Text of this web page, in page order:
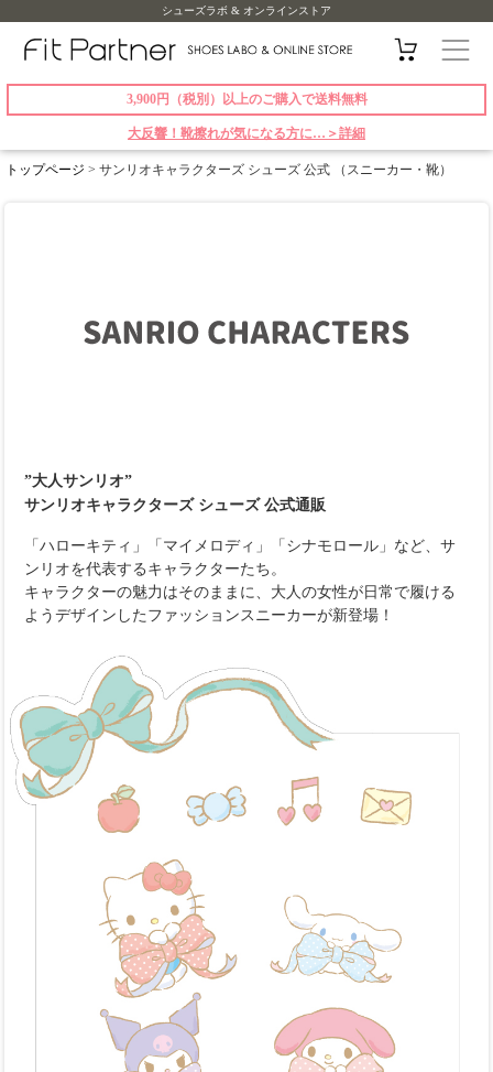
シューズラボ & オンラインストア
3,900円（税別）以上のご購入で送料無料
大反響！靴擦れが気になる方に…＞詳細
トップページ > サンリオキャラクターズ シューズ 公式 （スニーカー・靴）
”大人サンリオ”
サンリオキャラクターズ シューズ 公式通販
「ハローキティ」「マイメロディ」「シナモロール」など、サ
ンリオを代表するキャラクターたち。
キャラクターの魅力はそのままに、大人の女性が日常で履ける
ようデザインしたファッションスニーカーが新登場！